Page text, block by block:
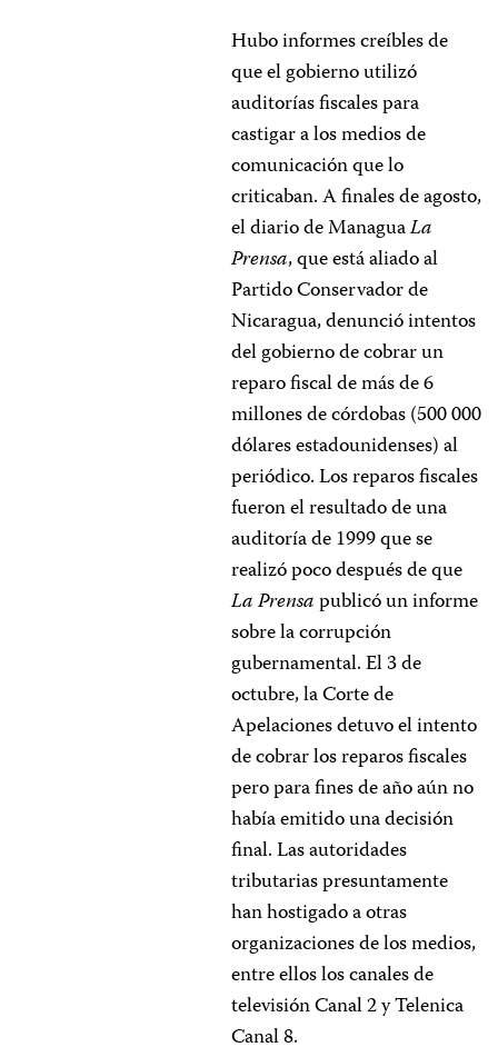
Hubo informes creíbles de
que el gobierno utilizó
auditorías fiscales para
castigar a los medios de
comunicación que lo
criticaban. A finales de agosto,
el diario de ManaguaLa
Prensa, que está aliado al
Partido Conservador de
Nicaragua, denunció intentos
del gobierno de cobrar un
reparo fiscal de más de 6
millones de córdobas (500 000
dólares estadounidenses) al
periódico. Los reparos fiscales
fueron el resultado de una
auditoría de 1999 que se
realizó poco después de que
La Prensapublicó un informe
sobre la corrupción
gubernamental. El 3 de
octubre, la Corte de
Apelaciones detuvo el intento
de cobrar los reparos fiscales
pero para fines de año aún no
había emitido una decisión
final. Las autoridades
tributarias presuntamente
han hostigado a otras
organizaciones de los medios,
entre ellos los canales de
televisión Canal 2 y Telenica
Canal 8.